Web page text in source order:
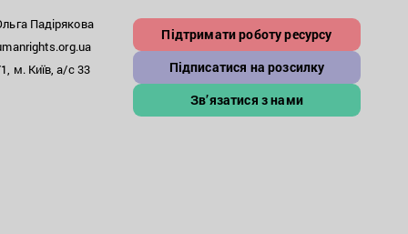
Падірякова
м. Київ, а/с 33
Підтримати роботу ресурсу
Підписатися на розсилку
Зв’язатися з нами